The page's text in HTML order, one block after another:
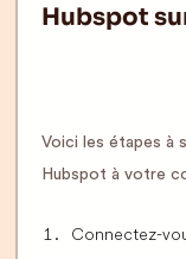
Hubspot
Voici les étapes à
Hubspot à votre
Connectez-